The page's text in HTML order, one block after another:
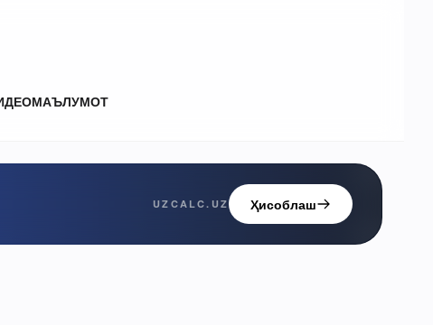
МАЪЛУМОТ
UZCALC.UZ Ҳисоблаш